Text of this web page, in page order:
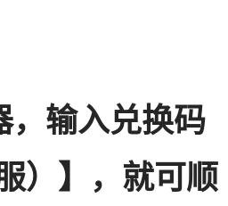
输入兑换码
）】，就可顺